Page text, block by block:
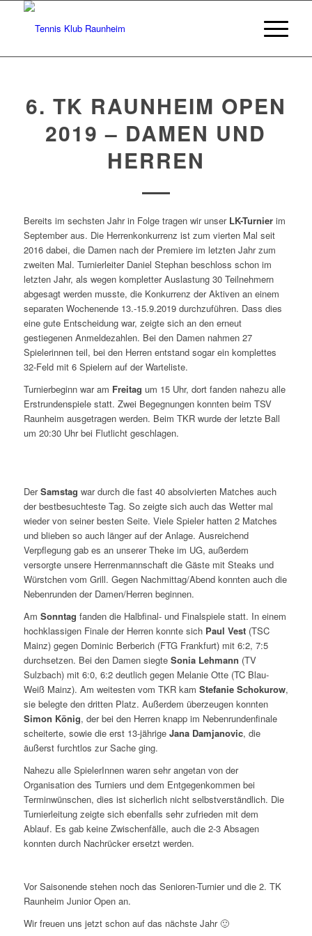
6. TK RAUNHEIM OPEN
2019 – DAMEN UND
HERREN
Bereits im sechsten Jahr in Folge tragen wir unser LK-Turnierim
September aus. Die Herrenkonkurrenz ist zum vierten Mal seit
2016 dabei, die Damen nach der Premiere im letzten Jahr zum
zweiten Mal. Turnierleiter Daniel Stephan beschloss schon im
letzten Jahr, als wegen kompletter Auslastung 30 Teilnehmern
abgesagt werden musste, die Konkurrenz der Aktiven an einem
separaten Wochenende 13.-15.9.2019 durchzuführen. Dass dies
eine gute Entscheidung war, zeigte sich an den erneut
gestiegenen Anmeldezahlen. Bei den Damen nahmen 27
Spielerinnen teil, bei den Herren entstand sogar ein komplettes
32-Feld mit 6 Spielern auf der Warteliste.
Turnierbeginn war am Freitag um 15 Uhr, dort fanden nahezu alle
Erstrundenspiele statt. Zwei Begegnungen konnten beim TSV
Raunheim ausgetragen werden. Beim TKR wurde der letzte Ball
um 20:30 Uhr bei Flutlicht geschlagen.
DerSamstag war durch die fast 40 absolvierten Matches auch
der bestbesuchteste Tag. So zeigte sich auch das Wetter mal
wieder von seiner besten Seite. Viele Spieler hatten 2 Matches
und blieben so auch länger auf der Anlage. Ausreichend
Verpflegung gab es an unserer Theke im UG, außerdem
versorgte unsere Herrenmannschaft die Gäste mit Steaks und
Würstchen vom Grill. Gegen Nachmittag/Abend konnten auch die
Nebenrunden der Damen/Herren beginnen.
Am Sonntag fanden die Halbfinal- und Finalspiele statt. In einem
hochklassigen Finale der Herren konnte sichPaul Vest(TSC
Mainz) gegen Dominic Berberich (FTG Frankfurt) mit 6:2, 7:5
durchsetzen. Bei den Damen siegte Sonia Lehmann (TV
Sulzbach) mit 6:0, 6:2 deutlich gegen Melanie Otte (TC Blau-
Weiß Mainz). Am weitesten vom TKR kam Stefanie Schokurow,
sie belegte den dritten Platz. Außerdem überzeugen konnten
Simon König, der bei den Herren knapp im Nebenrundenfinale
scheiterte, sowie die erst 13-jährige Jana Damjanovic, die
äußerst furchtlos zur Sache ging.
Nahezu alle SpielerInnen waren sehr angetan von der
Organisation des Turniers und dem Entgegenkommen bei
Terminwünschen, dies ist sicherlich nicht selbstverständlich. Die
Turnierleitung zeigte sich ebenfalls sehr zufrieden mit dem
Ablauf. Es gab keine Zwischenfälle, auch die 2-3 Absagen
konnten durch Nachrücker ersetzt werden.
Vor Saisonende stehen noch das Senioren-Turnier und die 2. TK
Raunheim Junior Open an.
Wir freuen uns jetzt schon auf das nächste Jahr 🙂